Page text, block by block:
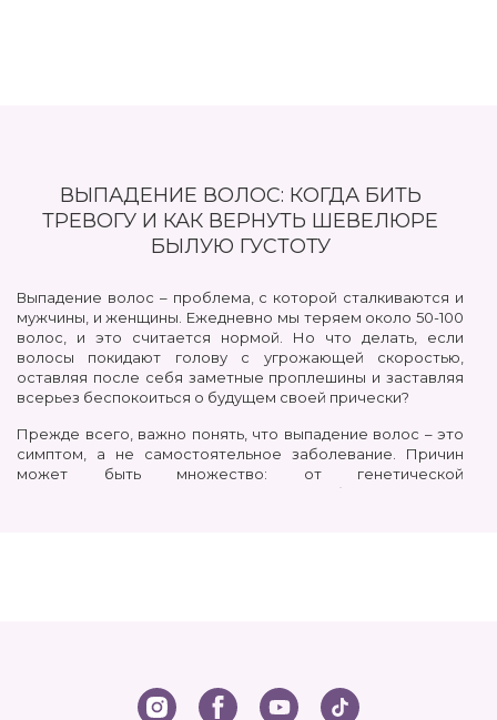
ВЫПАДЕНИЕ ВОЛОС: КОГДА БИТЬ
ТРЕВОГУ И КАК ВЕРНУТЬ ШЕВЕЛЮРЕ
БЫЛУЮ ГУСТОТУ
Выпадение волос – проблема, с которой сталкиваются и
мужчины, и женщины. Ежедневно мы теряем около 50-100
волос, и это считается нормой. Но что делать, если
волосы покидают голову с угрожающей скоростью,
оставляя после себя заметные проплешины и заставляя
всерьез беспокоиться о будущем своей прически?
Прежде всего, важно понять, что выпадение волос – это
симптом, а не самостоятельное заболевание. Причин
может быть множество: от генетической
предрасположенности и гормональных сбоев до стресса,
ведь эффективное лечение зависит от причины